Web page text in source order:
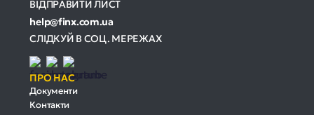
ВІДПРАВИТИ ЛИСТ
help@finx.com.ua
СЛІДКУЙ В СОЦ. МЕРЕЖАХ
ПРО НАС
Документи
Контакти